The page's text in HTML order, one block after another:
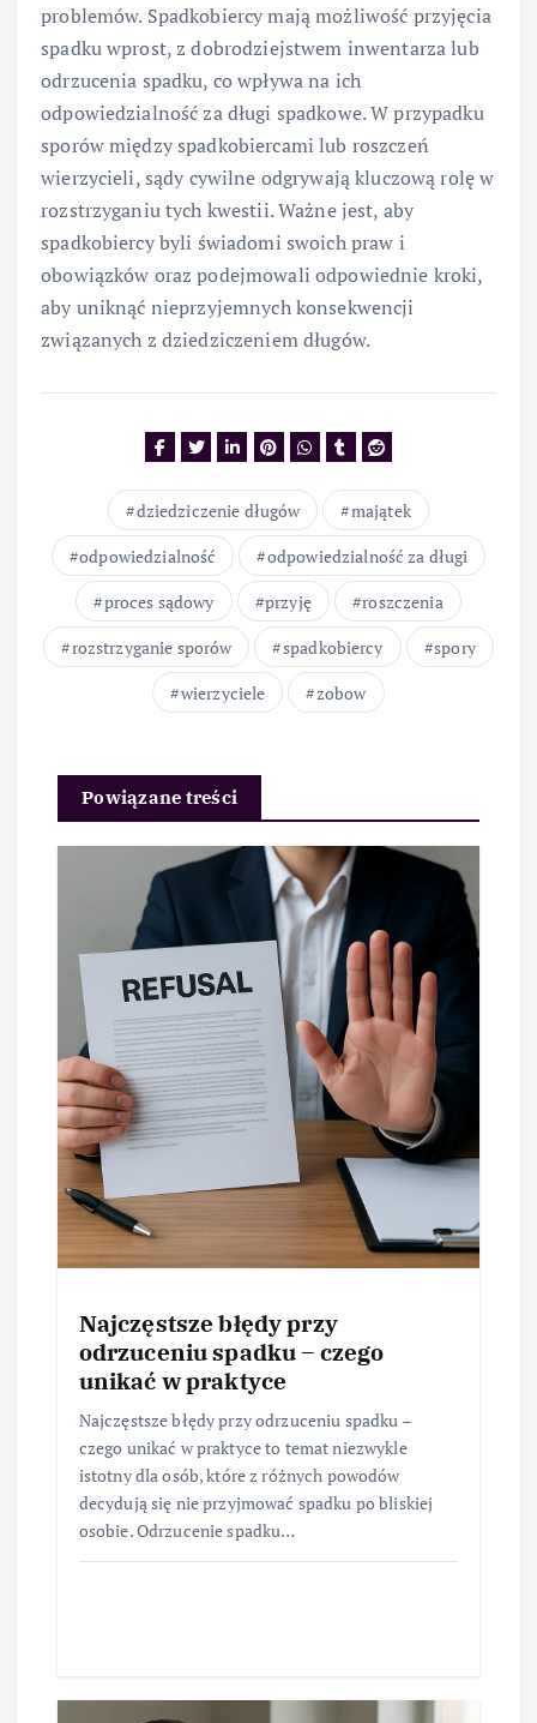
problemów. Spadkobiercy mają możliwość przyjęcia
spadku wprost, z dobrodziejstwem inwentarza lub
odrzucenia spadku, co wpływa na ich
odpowiedzialność za długi spadkowe. W przypadku
sporów między spadkobiercami lub roszczeń
wierzycieli, sądy cywilne odgrywają kluczową rolę w
rozstrzyganiu tych kwestii. Ważne jest, aby
spadkobiercy byli świadomi swoich praw i
obowiązków oraz podejmowali odpowiednie kroki,
aby uniknąć nieprzyjemnych konsekwencji
związanych z dziedziczeniem długów.
dziedziczenie długów
majątek
odpowiedzialność
odpowiedzialność za długi
proces sądowy
przyję
roszczenia
rozstrzyganie sporów
spadkobiercy
spory
wierzyciele
zobow
Powiązane treści
Najczęstsze błędy przy
odrzuceniu spadku – czego
unikać w praktyce
Najczęstsze błędy przy odrzuceniu spadku –
czego unikać w praktyce to temat niezwykle
istotny dla osób, które z różnych powodów
decydują się nie przyjmować spadku po bliskiej
osobie. Odrzucenie spadku…